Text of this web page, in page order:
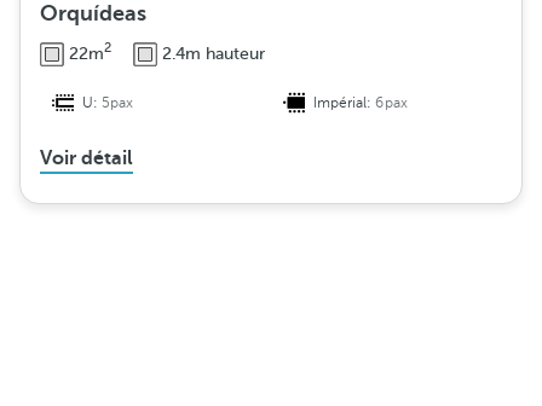
Orquídeas
22m2 2.4m hauteur
U: 5pax Impérial:6pax
Voir détail